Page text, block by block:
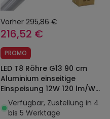
Vorher 295,86 €
216,52 €
PROMO
LED T8 Röhre G13 90 cm
Aluminium einseitige
Einspeisung 12W 120 lm/W
(Pack 30 Einheiten)
Verfügbar, Zustellung in 4
bis 5 Werktage